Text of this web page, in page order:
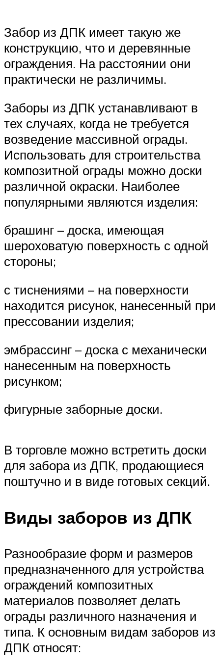
Забор из ДПК имеет такую же
конструкцию, что и деревянные
ограждения. На расстоянии они
практически не различимы.
Заборы из ДПК устанавливают в
тех случаях, когда не требуется
возведение массивной ограды.
Использовать для строительства
композитной ограды можно доски
различной окраски. Наиболее
популярными являются изделия:
брашинг – доска, имеющая
шероховатую поверхность с одной
стороны;
с тиснениями – на поверхности
находится рисунок, нанесенный при
прессовании изделия;
эмбрассинг – доска с механически
нанесенным на поверхность
рисунком;
фигурные заборные доски.
В торговле можно встретить доски
для забора из ДПК, продающиеся
поштучно и в виде готовых секций.
Виды заборов из ДПК
Разнообразие форм и размеров
предназначенного для устройства
ограждений композитных
материалов позволяет делать
ограды различного назначения и
типа. К основным видам заборов из
ДПК относят: